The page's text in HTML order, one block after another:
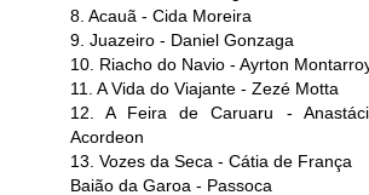
8. Acauã - Cida Moreira
9. Juazeiro - Daniel Gonzaga
10. Riacho do Navio - Ayrton
11. A Vida do Viajante - Zezé Motta
12. A Feira de Caruaru -
Acordeon
13. Vozes da Seca - Cátia de França
Baião da Garoa - Passoca